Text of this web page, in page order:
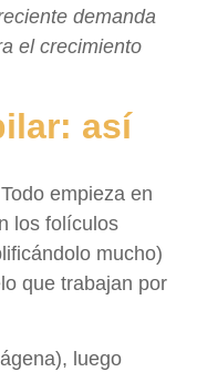
demanda
el crecimiento
así
empieza en
los folículos
mucho)
que trabajan por
luego